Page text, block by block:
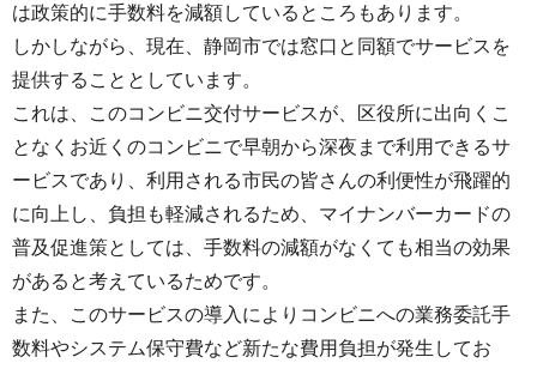
は政策的に手数料を減額しているところもあります。
しかしながら、現在、静岡市では窓口と同額でサービスを
提供することとしています。
これは、このコンビニ交付サービスが、区役所に出向くこ
となくお近くのコンビニで早朝から深夜まで利用できるサ
ービスであり、利用される市民の皆さんの利便性が飛躍的
に向上し、負担も軽減されるため、マイナンバーカードの
普及促進策としては、手数料の減額がなくても相当の効果
があると考えているためです。
また、このサービスの導入によりコンビニへの業務委託手
数料やシステム保守費など新たな費用負担が発生してお